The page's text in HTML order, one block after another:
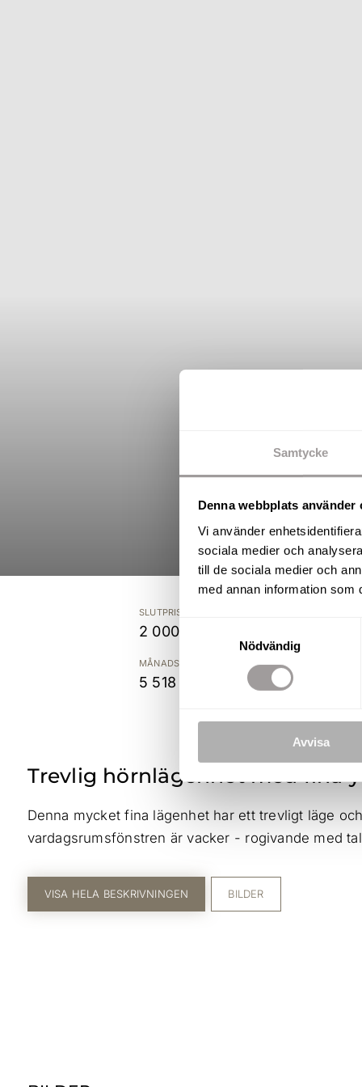
Samtycke
Denna webbplats använder
Vi använder
sociala medier och
till de sociala medier och
med annan information som
Samtyckesval
Nödvändig
Avvisa
SLUTPRIS
2 000 000 kr
MÅNADSAVGIFT
5 518 kr
Trevlig hörnlägenhet med fina
Denna mycket fina lägenhet har ett trevligt läge
vardagsrumsfönstren är vacker - rogivande med
VISA HELA BESKRIVNINGEN BILDER